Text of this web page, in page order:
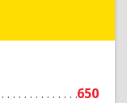
650
г,